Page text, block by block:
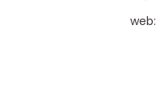
web: